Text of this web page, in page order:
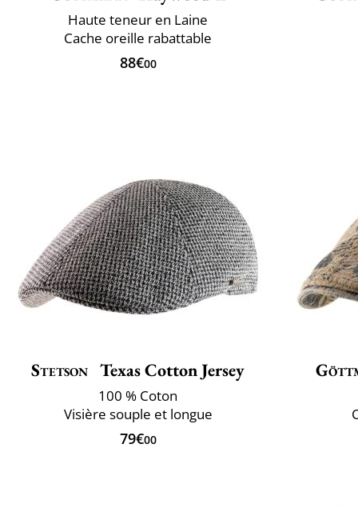
Haute teneur en Laine
Cache oreille rabattable
88€00
Stetson Texas Cotton Jersey
100 % Coton
Visière souple et longue
79€00